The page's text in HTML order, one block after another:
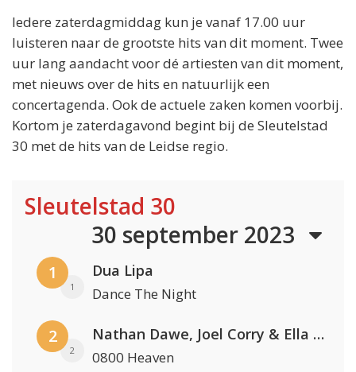
Iedere zaterdagmiddag kun je vanaf 17.00 uur
luisteren naar de grootste hits van dit moment. Twee
uur lang aandacht voor dé artiesten van dit moment,
met nieuws over de hits en natuurlijk een
concertagenda. Ook de actuele zaken komen voorbij.
Kortom je zaterdagavond begint bij de Sleutelstad
30 met de hits van de Leidse regio.
Sleutelstad 30
30 september 2023
1
1
Dua Lipa
Dance The Night
2
2
Nathan Dawe, Joel Corry & Ella Henderson
0800 Heaven